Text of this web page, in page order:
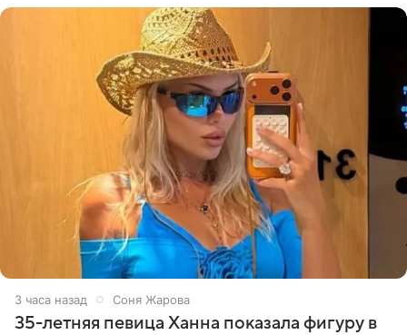
3 часа назад Соня Жарова
35-летняя певица Ханна показала фигуру в